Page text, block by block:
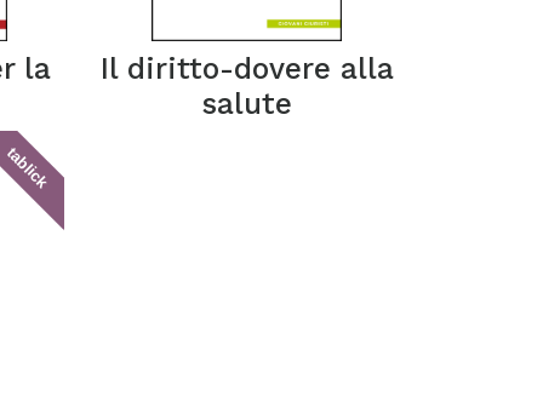
la
Il diritto-dovere alla
salute
tablick